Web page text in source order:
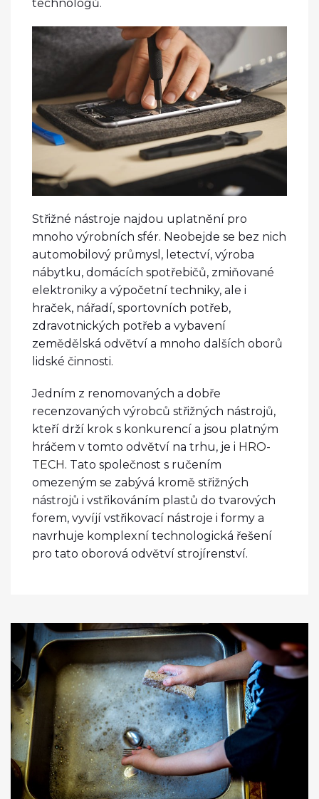
technologů.
Střižné nástroje najdou uplatnění pro
mnoho výrobních sfér. Neobejde se bez nich
automobilový průmysl, letectví, výroba
nábytku, domácích spotřebičů, zmiňované
elektroniky a výpočetní techniky, ale i
hraček, nářadí, sportovních potřeb,
zdravotnických potřeb a vybavení
zemědělská odvětví a mnoho dalších oborů
lidské činnosti.
Jedním z renomovaných a dobře
recenzovaných výrobců střižných nástrojů,
kteří drží krok s konkurencí a jsou platným
hráčem v tomto odvětví na trhu, je i HRO-
TECH . Tato společnost s ručením
omezeným se zabývá kromě střižných
nástrojů i vstřikováním plastů do tvarových
forem, vyvíjí vstřikovací nástroje i formy a
navrhuje komplexní technologická řešení
pro tato oborová odvětví strojírenství.